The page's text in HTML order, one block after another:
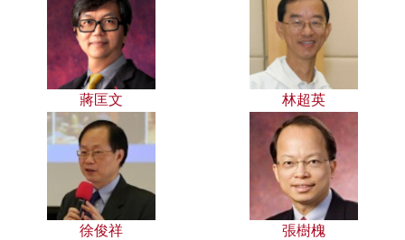
蔣匡文 林超英
徐俊祥 張樹槐